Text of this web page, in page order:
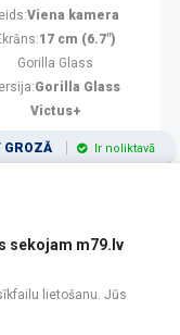
Viena kamera
17 cm (6.7")
Gorilla Glass
Gorilla Glass
Victus+
GROZĀ Ir noliktavā
8 9 10 11
sekojam m79.lv
lietošanu. Jūs